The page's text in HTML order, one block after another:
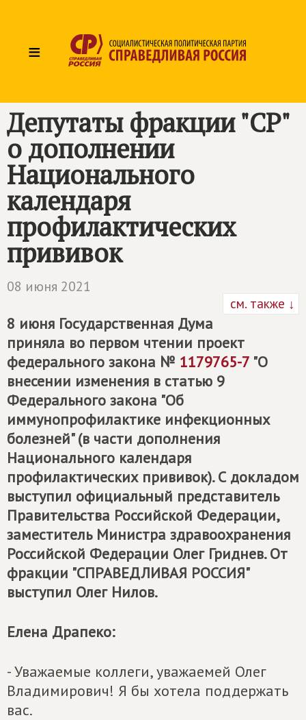
≡
Депутаты фракции "СР"
о дополнении
Национального
календаря
профилактических
прививок
08 июня 2021
см. также ↓
8 июня Государственная Дума
приняла во первом чтении проект
федерального закона № 1179765-7 "О
внесении изменения в статью 9
Федерального закона "Об
иммунопрофилактике инфекционных
болезней" (в части дополнения
Национального календаря
профилактических прививок). С докладом
выступил официальный представитель
Правительства Российской Федерации,
заместитель Министра здравоохранения
Российской Федерации Олег Гриднев. От
фракции "СПРАВЕДЛИВАЯ РОССИЯ"
выступил Олег Нилов.
Елена Драпеко:
- Уважаемые коллеги, уважаемей Олег
Владимирович! Я бы хотела поддержать
вас.